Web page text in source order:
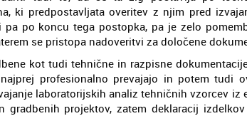
ki predpostavljata overitev z njim pred
pa po koncu tega postopka, pa je zelo
se pristopa nadoveritvi za določene
kot tudi tehnične in razpisne
profesionalno prevajajo in potem tudi
laboratorijskih analiz tehničnih vzorcev iz
gradbenih projektov, zatem deklaracij